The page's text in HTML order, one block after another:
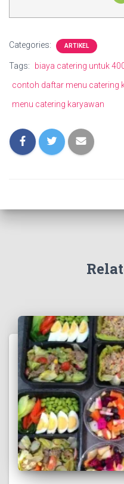
Categories: ARTIKEL
Tags:
biaya catering untuk
contoh daftar menu catering
menu catering karyawan